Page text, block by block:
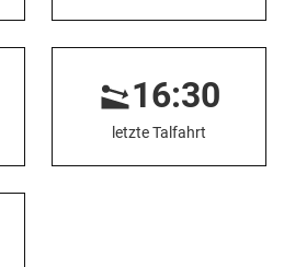
16:30
letzte Talfahrt